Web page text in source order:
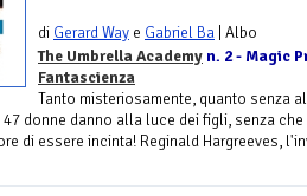
di Gerard Way e Gabriel Ba | Albo
The Umbrella Academy n. 2 - Magic
Fantascienza
Tanto misteriosamente, quanto senza
47 donne danno alla luce dei figli, senza
di essere incinta! Reginald Hargreeves,